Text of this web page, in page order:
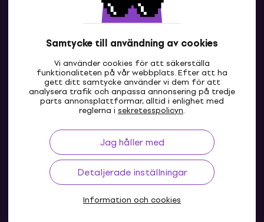
Samtycke till användning av cookies
Vi använder cookies för att säkerställa
funktionaliteten på vår webbplats. Efter att ha
gett ditt samtycke använder vi dem för att
analysera trafik och anpassa annonsering på tredje
parts annonsplattformar, alltid i enlighet med
reglerna i sekretesspolicyn.
Jag håller med
Detaljerade inställningar
Information och cookies
SE